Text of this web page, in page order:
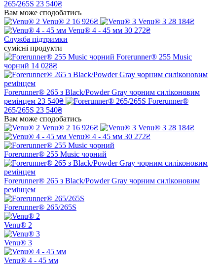
265/265S 23 540₴
Вам може сподобатись
Venu® 2 16 926₴ Venu® 3 28 184₴
Venu® 4 - 45 мм 30 272₴
Служба підтримки
сумісні продукти
Forerunner® 255 Music
чорний 14 028₴
Forerunner® 265 з Black/Powder Gray чорним силіконовим
ремінцем 23 540₴
Forerunner®
265/265S 23 540₴
Вам може сподобатись
Venu® 2 16 926₴ Venu® 3 28 184₴
Venu® 4 - 45 мм 30 272₴
Forerunner® 255 Music чорний
Forerunner® 265 з Black/Powder Gray чорним силіконовим
ремінцем
Forerunner® 265/265S
Venu® 2
Venu® 3
Venu® 4 - 45 мм